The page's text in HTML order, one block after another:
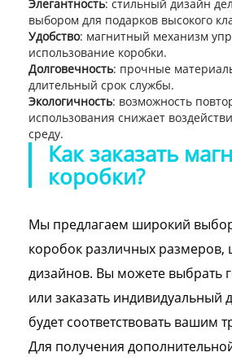
Элегантность: стильный дизайн
выбором для подарков высокого
Удобство: магнитный механизм
использование коробки.
Долговечность: прочные
длительный срок службы.
Экологичность: возможность
использования снижает
среду.
Как заказать
коробки?
Мы предлагаем широкий
коробок различных размеров,
дизайнов. Вы можете выбрать
или заказать индивидуальный
будет соответствовать вашим
Для получения